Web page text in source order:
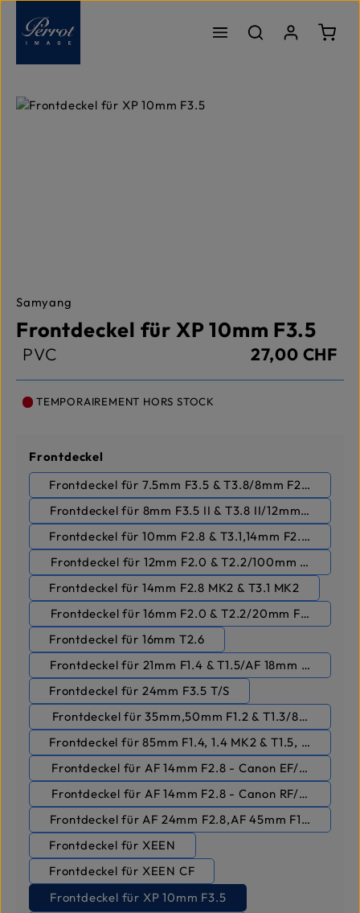
Passer au contenu principal
Le
Ignorer la galerie d'images
Samyang
Frontdeckel für XP 10mm F3.5
PVC 27,00 CHF
TEMPORAIREMENT HORS STOCK
Sélectionnez
Frontdeckel
Frontdeckel für 7.5mm F3.5 & T3.8/8mm F2.8 II & T3.1
Frontdeckel für 8mm F3.5 II & T3.8 II/12mm F2.8 &
Frontdeckel für 10mm F2.8 & T3.1,14mm F2.8 & T3.1
Frontdeckel für 12mm F2.0 & T2.2/100mm F2.8 &
Frontdeckel für 14mm F2.8 MK2 & T3.1 MK2
Frontdeckel für 16mm F2.0 & T2.2/20mm F1.8 &
Frontdeckel für 16mm T2.6
Frontdeckel für 21mm F1.4 & T1.5/AF 18mm F2.8,AF
Frontdeckel für 24mm F3.5 T/S
Frontdeckel für 35mm,50mm F1.2 & T1.3/85mm F1.8
Frontdeckel für 85mm F1.4, 1.4 MK2 & T1.5, T1.5
Frontdeckel für AF 14mm F2.8 - Canon EF/Nikon F
Frontdeckel für AF 14mm F2.8 - Canon RF/Sony FE
Frontdeckel für AF 24mm F2.8,AF 45mm F1.8 - Sony
Frontdeckel für XEEN
Frontdeckel für XEEN CF
Frontdeckel für XP 10mm F3.5